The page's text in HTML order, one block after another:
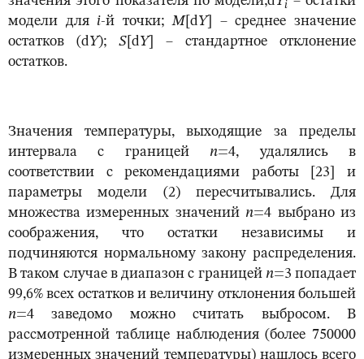
i
модели для i-й точки;M [dY] – среднее значение
остатков (dY); S [dY] – стандартное отклонение
остатков.
Значения температуры, выходящие за пределы
интервала с границей n=4, удалялись в
соответствии с рекомендациями работы [23] и
параметры модели (2) пересчитывались. Для
множества измеренных значений n=4 выбрано из
соображения, что остатки независимы и
подчиняются нормальному закону распределения.
В таком случае в диапазон с границей n=3 попадает
99,6% всех остатков и величину отклонения большей
n=4 заведомо можно считать выбросом. В
рассмотренной таблице наблюдения (более 750000
измеренных значений температуры) нашлось всего